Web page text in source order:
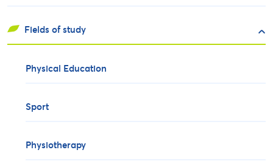
Fields of study
Physical Education
Sport
Physiotherapy